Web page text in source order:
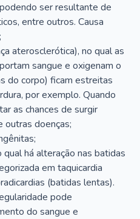
ser resultante de
entre outros. Causa
aterosclerótica), no qual as
sangue e oxigenam o
do corpo) ficam estreitas
por exemplo. Quando
as chances de surgir
outras doenças;
qual há alteração nas batidas
em taquicardia
(batidas lentas).
pode
do sangue e